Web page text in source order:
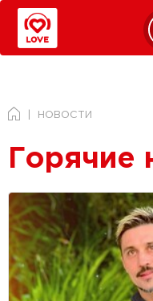
НОВОСТИ
Горячие